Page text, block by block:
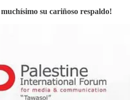
su cariñoso respaldo!